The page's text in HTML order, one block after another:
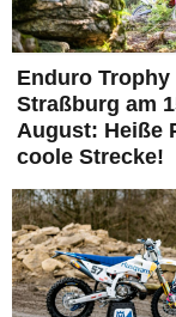
Enduro Trophy
Straßburg am
August: Heiße
coole Strecke!